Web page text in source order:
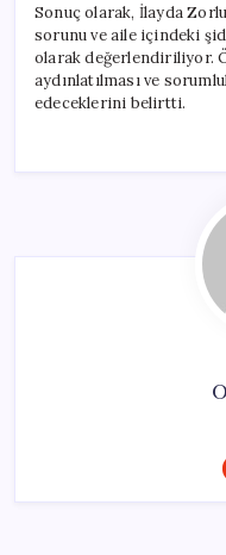
Sonuç olarak, İlayda
sorunu ve aile içindeki
olarak değerlendiriliyor.
aydınlatılması ve
edeceklerini belirtti.